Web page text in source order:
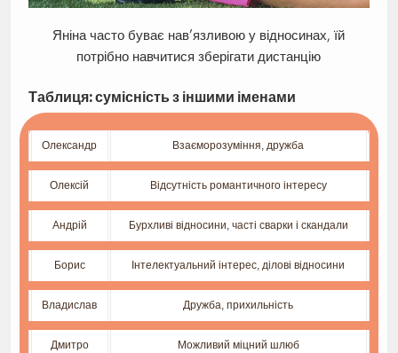
Яніна часто буває нав’язливою у відносинах, їй
потрібно навчитися зберігати дистанцію
Таблиця: сумісність з іншими іменами
Олександр Взаєморозуміння, дружба
Олексій Відсутність романтичного інтересу
Андрій Бурхливі відносини, часті сварки і скандали
Борис Інтелектуальний інтерес, ділові відносини
Владислав Дружба, прихильність
Дмитро Можливий міцний шлюб